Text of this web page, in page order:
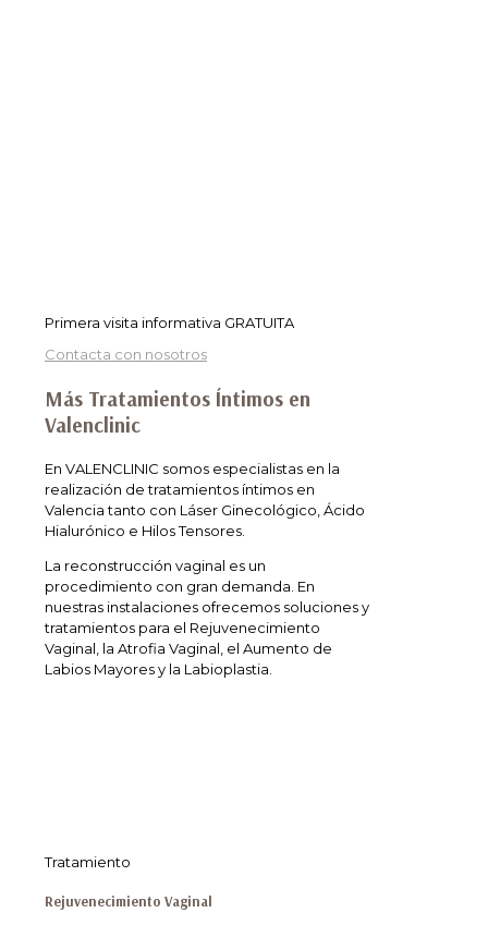
Primera visita informativa GRATUITA
Contacta con nosotros
Más Tratamientos Íntimos en
Valenclinic
En VALENCLINIC somos especialistas en la
realización de tratamientos íntimos en
Valencia tanto con Láser Ginecológico, Ácido
Hialurónico e Hilos Tensores.
La reconstrucción vaginal es un
procedimiento con gran demanda. En
nuestras instalaciones ofrecemos soluciones y
tratamientos para el Rejuvenecimiento
Vaginal, la Atrofia Vaginal, el Aumento de
Labios Mayores y la Labioplastia.
Tratamiento
Rejuvenecimiento Vaginal